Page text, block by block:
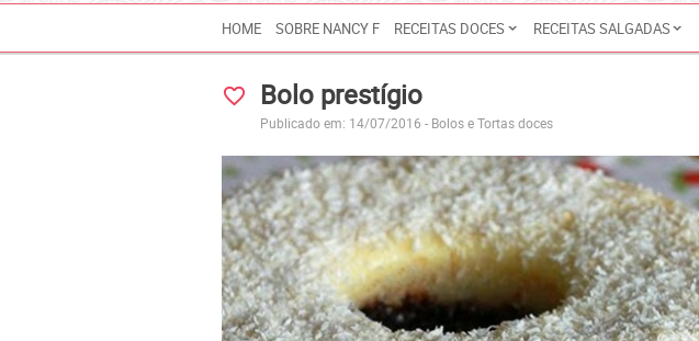
HOME SOBRE NANCY F RECEITAS DOCES RECEITAS SALGADAS
favorite_border Bolo prestígio
Publicado em: 14/07/2016 - Bolos e Tortas doces